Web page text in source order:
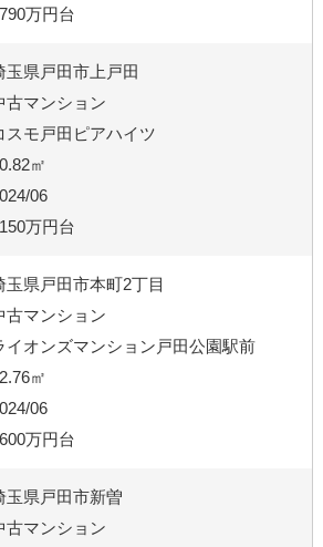
万円台
玉県戸田市上戸田
古マンション
スモ戸田ピアハイツ
㎡
06
万円台
玉県戸田市本町2丁目
古マンション
イオンズマンション戸田公園駅前
㎡
06
万円台
玉県戸田市新曽
古マンション